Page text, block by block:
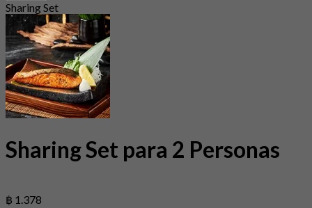
Sharing Set
Sharing Set para 2 Personas
฿ 1.378